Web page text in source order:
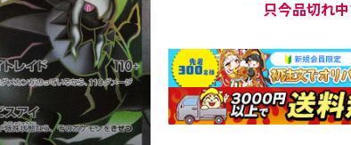
只今品切れ中